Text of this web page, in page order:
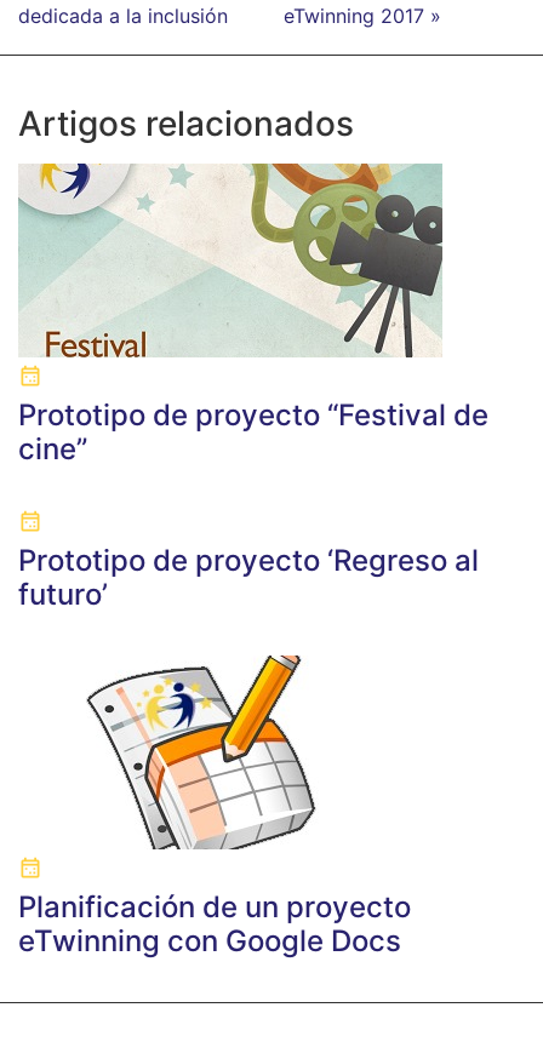
dedicada a la inclusión
eTwinning 2017 »
Artigos relacionados
Prototipo de proyecto “Festival de
cine”
Prototipo de proyecto ‘Regreso al
futuro’
Planificación de un proyecto
eTwinning con Google Docs